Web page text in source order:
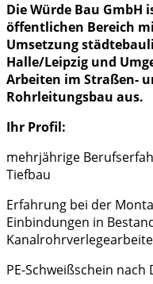
Die Würde Bau GmbH
öffentlichen Bereich
Umsetzung
Halle/Leipzig und
Arbeiten im Straßen-
Rohrleitungsbau aus.
Ihr Profil:
mehrjährige
Tiefbau
Erfahrung bei der
Einbindungen in
PE-Schweißschein nach